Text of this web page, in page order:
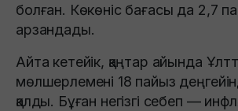
болған. Көкөніс бағасы да 2,7
арзандады.
Айта кетейік, қаңтар айында
мөлшерлемені 18 пайыз
қалды. Бұған негізгі себеп —